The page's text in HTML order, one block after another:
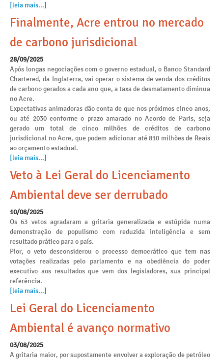
[leia mais...]
Finalmente, Acre entrou no mercado
de carbono jurisdicional
28/09/2025
Após longas negociações com o governo estadual, o Banco Standard
Chartered, da Inglaterra, vai operar o sistema de venda dos créditos
de carbono gerados a cada ano que, a taxa de desmatamento diminua
no Acre.
Expectativas animadoras dão conta de que nos próximos cinco anos,
ou até 2030 conforme o prazo amarado no Acordo de Paris, seja
gerado um total de cinco milhões de créditos de carbono
jurisdicional no Acre, que podem adicionar até 810 milhões de Reais
ao orçamento estadual.
[leia mais...]
Veto à Lei Geral do Licenciamento
Ambiental deve ser derrubado
10/08/2025
Os 63 vetos agradaram a gritaria generalizada e estúpida numa
demonstração de populismo com reduzida inteligência e sem
resultado prático para o país.
Pior, o veto desconsiderou o processo democrático que tem nas
votações realizadas pelo parlamento e na obediência do poder
executivo aos resultados que vem dos legisladores, sua principal
referência.
[leia mais...]
Lei Geral do Licenciamento
Ambiental é avanço normativo
03/08/2025
A gritaria maior, por supostamente envolver a exploração de petróleo